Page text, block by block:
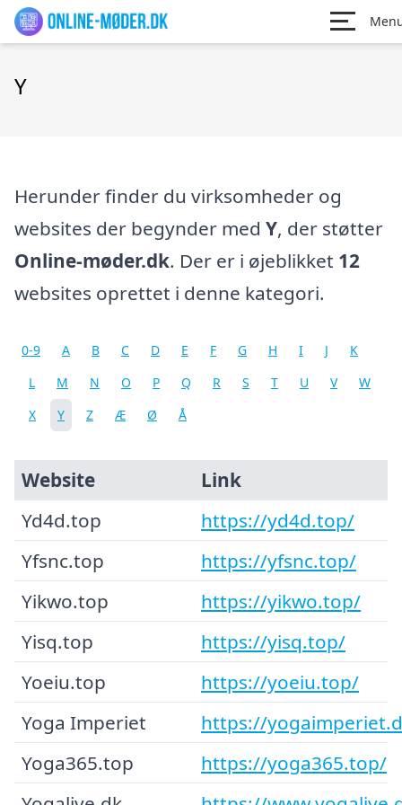
Y
Herunder finder du virksomheder og
websites der begynder med Y, der støtter
Online-møder.dk. Der er i øjeblikket 12
websites oprettet i denne kategori.
0-9 A B C D E F G H I J
K
L
M N O P Q R S T U V
W
X
Y Z Æ Ø Å
Website
Link
Yd4d.top
https://yd4d.top/
Yfsnc.top
https://yfsnc.top/
Yikwo.top
https://yikwo.top/
Yisq.top
https://yisq.top/
Yoeiu.top
https://yoeiu.top/
Yoga Imperiet
https://
Yoga365.top
https://yoga365.top/